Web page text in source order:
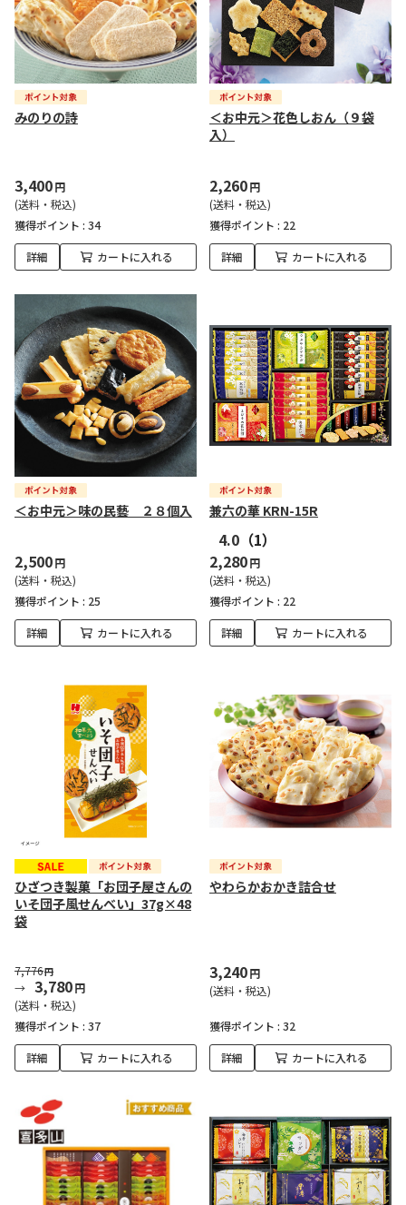
みのりの詩
3,400円
(送料・税込)
獲得ポイント : 34
詳細 カートに入れる
＜お中元＞花色しおん（９袋
入）
2,260円
(送料・税込)
獲得ポイント : 22
詳細 カートに入れる
＜お中元＞味の民藝 ２８個入
2,500円
(送料・税込)
獲得ポイント : 25
詳細 カートに入れる
兼六の華 KRN-15R
4.0 （1）
2,280円
(送料・税込)
獲得ポイント : 22
詳細 カートに入れる
ひざつき製菓「お団子屋さんの
いそ団子風せんべい」37g×48
袋
7,776円
3,780円
(送料・税込)
獲得ポイント : 37
詳細 カートに入れる
やわらかおかき詰合せ
3,240円
(送料・税込)
獲得ポイント : 32
詳細 カートに入れる